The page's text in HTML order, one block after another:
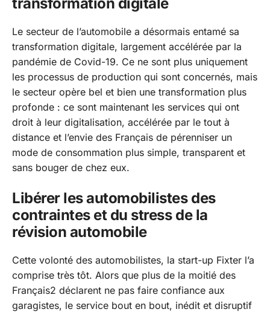
Le secteur de l’automobile a désormais entamé sa
transformation digitale, largement accélérée par la
pandémie de Covid-19. Ce ne sont plus uniquement
les processus de production qui sont concernés, mais
le secteur opère bel et bien une transformation plus
profonde : ce sont maintenant les services qui ont
droit à leur digitalisation, accélérée par le tout à
distance et l’envie des Français de pérenniser un
mode de consommation plus simple, transparent et
sans bouger de chez eux.
Libérer les automobilistes des
contraintes et du stress de la
révision automobile
Cette volonté des automobilistes, la start-up Fixter l’a
comprise très tôt. Alors que plus de la moitié des
Français2 déclarent ne pas faire confiance aux
garagistes, le service bout en bout, inédit et disruptif